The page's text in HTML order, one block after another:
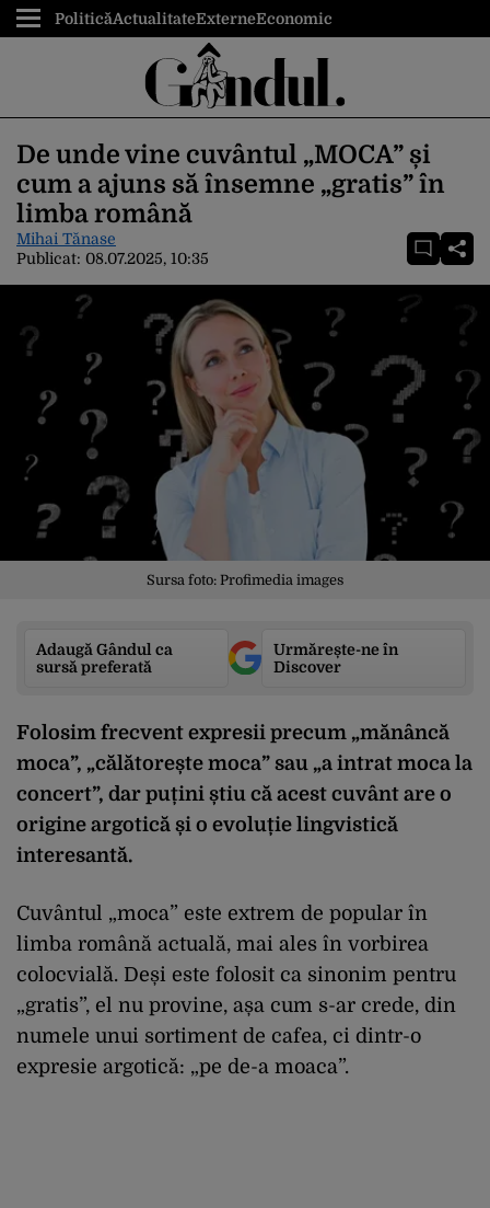
PoliticăActualitateExterneEconomic
De unde vine cuvântul „MOCA” și
cum a ajuns să însemne „gratis” în
limba română
Mihai Tănase
Publicat: 08.07.2025, 10:35
Sursa foto: Profimedia images
Adaugă Gândul ca
sursă preferată
Urmărește-ne în
Discover
Folosim frecvent expresii precum „mănâncă
moca”, „călătorește moca” sau „a intrat moca la
concert”, dar puțini știu că acest cuvânt are o
origine argotică și o evoluție lingvistică
interesantă.
Cuvântul „moca” este extrem de popular în
limba română actuală, mai ales în vorbirea
colocvială. Deși este folosit ca sinonim pentru
„gratis”, el nu provine, așa cum s-ar crede, din
numele unui sortiment de cafea, ci dintr-o
expresie argotică: „pe de-a moaca”.